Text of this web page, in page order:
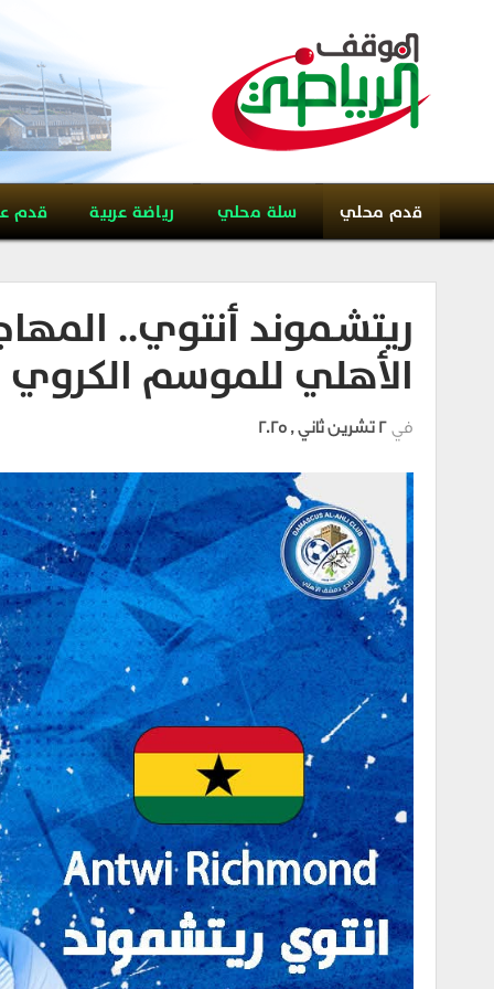
قدم محلي سلة محلي رياضة عربية قدم
ريتشـموند أنتوي..
الأهلي للموسم الكروي 2025–2026
في 2 تشرين ثاني , 2025